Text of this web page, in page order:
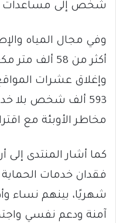
شخص إلى مساعدات
وفي مجال المياه
أكثر من 58
وإغلاق عشرات
593 ألف شخص بلا
مخاطر الأوبئة مع
كما أشار المنتدى إلى
شهريًا، بينهم نساء
آمنة ودعم نفسي